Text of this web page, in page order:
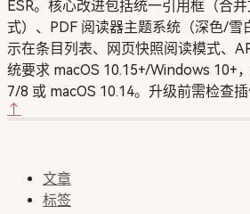
ESR。核心改进包括统一引用框（合
式）、PDF 阅读器主题系统（深色/雪
示在条目列表、网页快照阅读模式、
统要求 macOS 10.15+/Windows 10+
7/8 或 macOS 10.14。升级前需检查插
↑
文章
标签